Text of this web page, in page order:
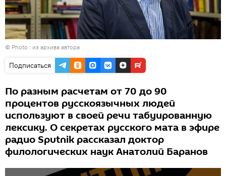
© Photo : из архива автора
Подписаться
По разным расчетам от 70 до 90
процентов русскоязычных людей
используют в своей речи табуированную
лексику. О секретах русского мата в эфире
радио Sputnik рассказал доктор
филологических наук Анатолий Баранов